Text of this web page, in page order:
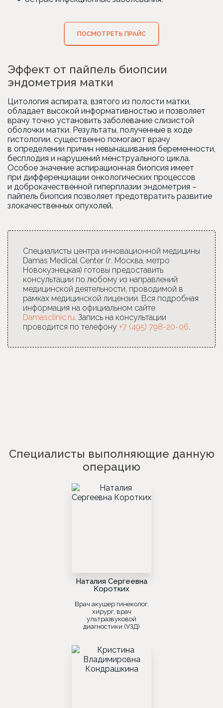
ПОСМОТРЕТЬ ПРАЙС
Эффект от пайпель биопсии
эндометрия матки
Цитология аспирата, взятого из полости матки,
обладает высокой информативностью и позволяет
врачу точно установить заболевание слизистой
оболочки матки. Результаты, полученные в ходе
гистологии, существенно помогают врачу
в определении причин невынашивания беременности,
бесплодия и нарушений менструального цикла.
Особое значение аспирационная биопсия имеет
при дифференциации онкологических процессов
и доброкачественной гиперплазии эндометрия –
пайпель биопсия позволяет предотвратить развитие
злокачественных опухолей.
Специалисты центра инновационной медицины
Damas Medical Center (г. Москва, метро
Новокузнецкая) готовы предоставить
консультации по любому из направлений
медицинской деятельности, проводимой в
рамках медицинской лицензии. Вся подробная
информация на официальном сайте
Damasclinic.ru. Запись на консультации
проводится по телефону +7 (495) 798-20-06.
Специалисты выполняющие данную
операцию
Наталия Сергеевна
Коротких
Врач акушер гинеколог,
хирург, врач
ультразвуковой
диагностики (УЗД)